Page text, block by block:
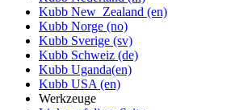
Kubb New_Zealand (en)
Kubb Norge (no)
Kubb Sverige (sv)
Kubb Schweiz (de)
Kubb Uganda(en)
Kubb USA (en)
Werkzeuge